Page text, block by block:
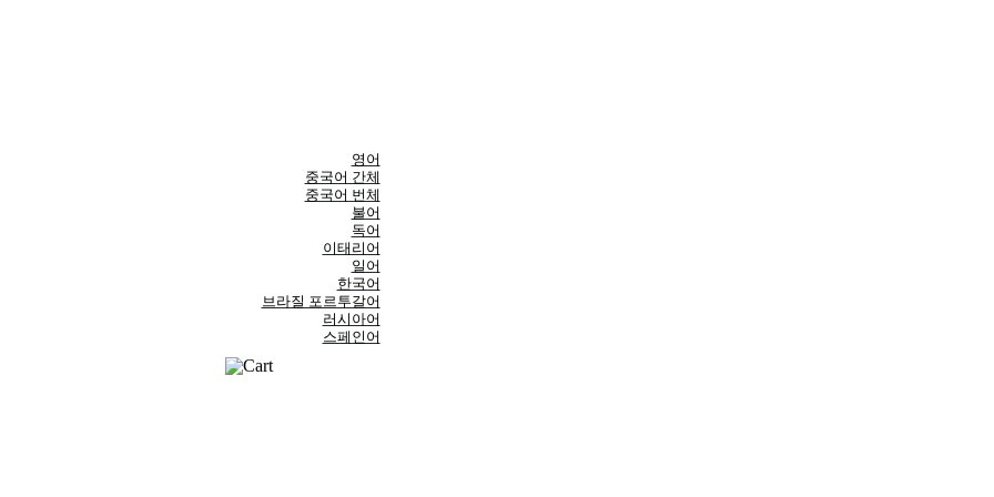
영어
중국어 간체
중국어 번체
불어
독어
이태리어
일어
한국어
브라질 포르투갈어
러시아어
스페인어